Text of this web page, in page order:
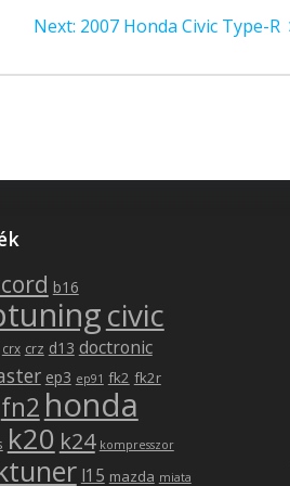
Next: Next
2007 Honda Civic Type-R
b16
civic
crx crz d13 doctronic
ep3 ep91 fk2 fk2r
fn2 honda
k20 k24 kompresszor
l15 mazda miata